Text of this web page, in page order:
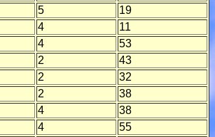
5
19
4
11
4
53
2
43
2
32
2
38
4
38
4
55